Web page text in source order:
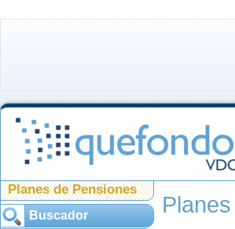
Planes de Pensiones
Buscador